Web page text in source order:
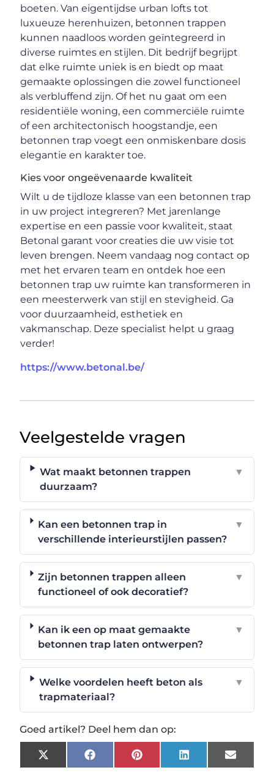
boeten. Van eigentijdse urban lofts tot
luxueuze herenhuizen, betonnen trappen
kunnen naadloos worden geïntegreerd in
diverse ruimtes en stijlen. Dit bedrijf begrijpt
dat elke ruimte uniek is en biedt op maat
gemaakte oplossingen die zowel functioneel
als verbluffend zijn. Of het nu gaat om een
residentiële woning, een commerciële ruimte
of een architectonisch hoogstandje, een
betonnen trap voegt een onmiskenbare dosis
elegantie en karakter toe.
Kies voor ongeëvenaarde kwaliteit
Wilt u de tijdloze klasse van een betonnen trap
in uw project integreren? Met jarenlange
expertise en een passie voor kwaliteit, staat
Betonal garant voor creaties die uw visie tot
leven brengen. Neem vandaag nog contact op
met het ervaren team en ontdek hoe een
betonnen trap uw ruimte kan transformeren in
een meesterwerk van stijl en stevigheid. Ga
voor duurzaamheid, esthetiek en
vakmanschap. Deze specialist helpt u graag
verder!
https://www.betonal.be/
Veelgestelde vragen
Wat maakt betonnen trappen
duurzaam?
▼
Kan een betonnen trap in
verschillende interieurstijlen passen?
▼
Zijn betonnen trappen alleen
functioneel of ook decoratief?
▼
Kan ik een op maat gemaakte
betonnen trap laten ontwerpen?
▼
Welke voordelen heeft beton als
trapmateriaal?
▼
Goed artikel? Deel hem dan op:
X
(Twitter)
FacebookPinterestLinkedInEmail